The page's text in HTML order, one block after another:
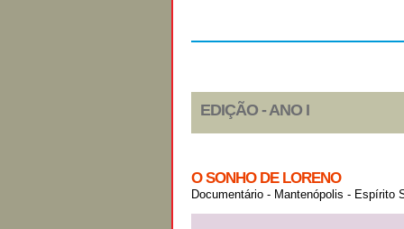
EDIÇÃO - ANO I
O SONHO DE LORENO
Documentário - Mantenópolis - Espírito